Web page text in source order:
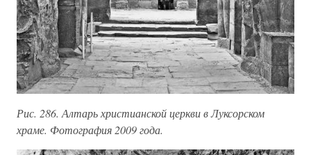
Рис. 286. Алтарь христианской церкви в Луксорском
храме. Фотография 2009 года.